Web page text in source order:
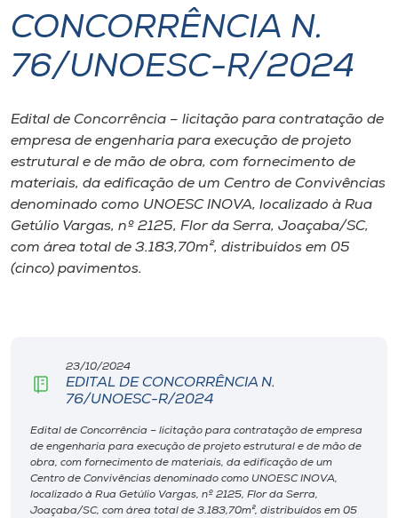
I.nova
Cultura
CPA
Biblioteca
Unoesc
Store
CONCORRÊNCIA N.
76/UNOESC-R/2024
Edital de Concorrência – licitação para contratação de
empresa de engenharia para execução de projeto
estrutural e de mão de obra, com fornecimento de
materiais, da edificação de um Centro de Convivências
denominado como UNOESC INOVA, localizado à Rua
Getúlio Vargas, nº 2125, Flor da Serra, Joaçaba/SC,
com área total de 3.183,70m², distribuídos em 05
(cinco) pavimentos.
23/10/2024
EDITAL DE CONCORRÊNCIA N.
76/UNOESC-R/2024
Edital de Concorrência – licitação para contratação de empresa
de engenharia para execução de projeto estrutural e de mão de
obra, com fornecimento de materiais, da edificação de um
Centro de Convivências denominado como UNOESC INOVA,
localizado à Rua Getúlio Vargas, nº 2125, Flor da Serra,
Joaçaba/SC, com área total de 3.183,70m², distribuídos em 05